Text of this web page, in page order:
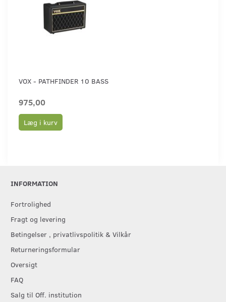
VOX - PATHFINDER 10 BASS
975,00
Læg i kurv
INFORMATION
Fortrolighed
Fragt og levering
Betingelser , privatlivspolitik & Vilkår
Returneringsformular
Oversigt
FAQ
Salg til Off. institution